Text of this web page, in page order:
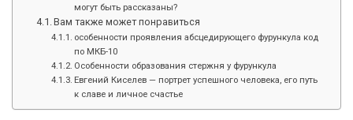
могут быть рассказаны?
Вам также может понравиться
особенности проявления абсцедирующего фурункула код
по МКБ-10
Особенности образования стержня у фурункула
Евгений Киселев — портрет успешного человека, его путь
к славе и личное счастье